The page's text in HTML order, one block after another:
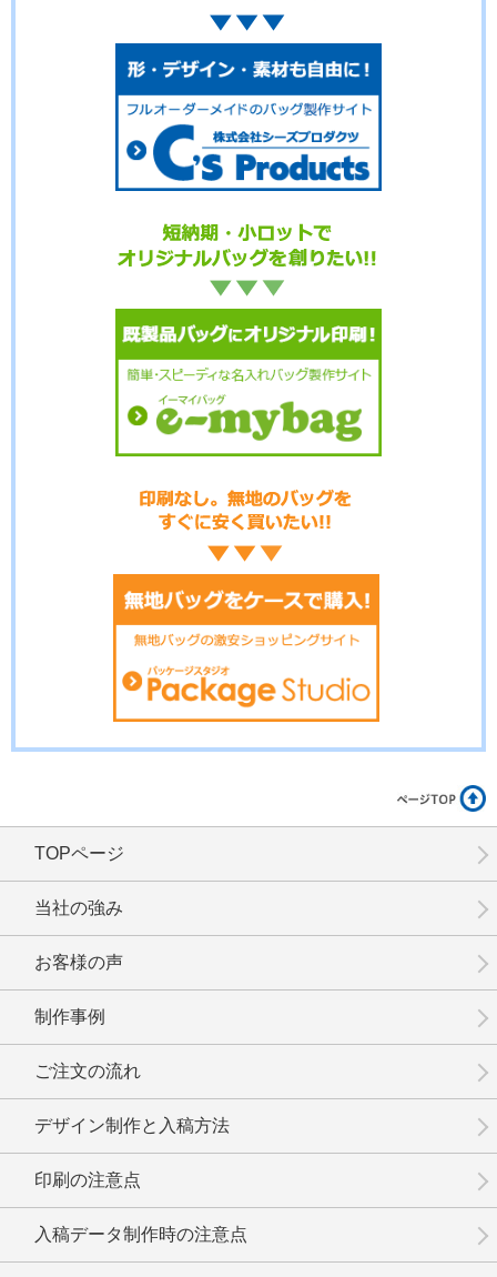
No.8-044 No.8-043
No.8-041 No.8-040
No.8-038
No.8-034 No.8-033
No.8-031
No.8-025
No.8-022
TOPページ
当社の強み
お客様の声
制作事例
ご注文の流れ
デザイン制作と入稿方法
印刷の注意点
入稿データ制作時の注意点